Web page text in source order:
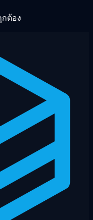
กต้อง